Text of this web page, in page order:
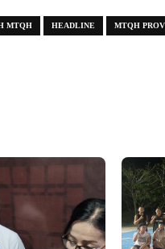
MTQH HEADLINE MTQH